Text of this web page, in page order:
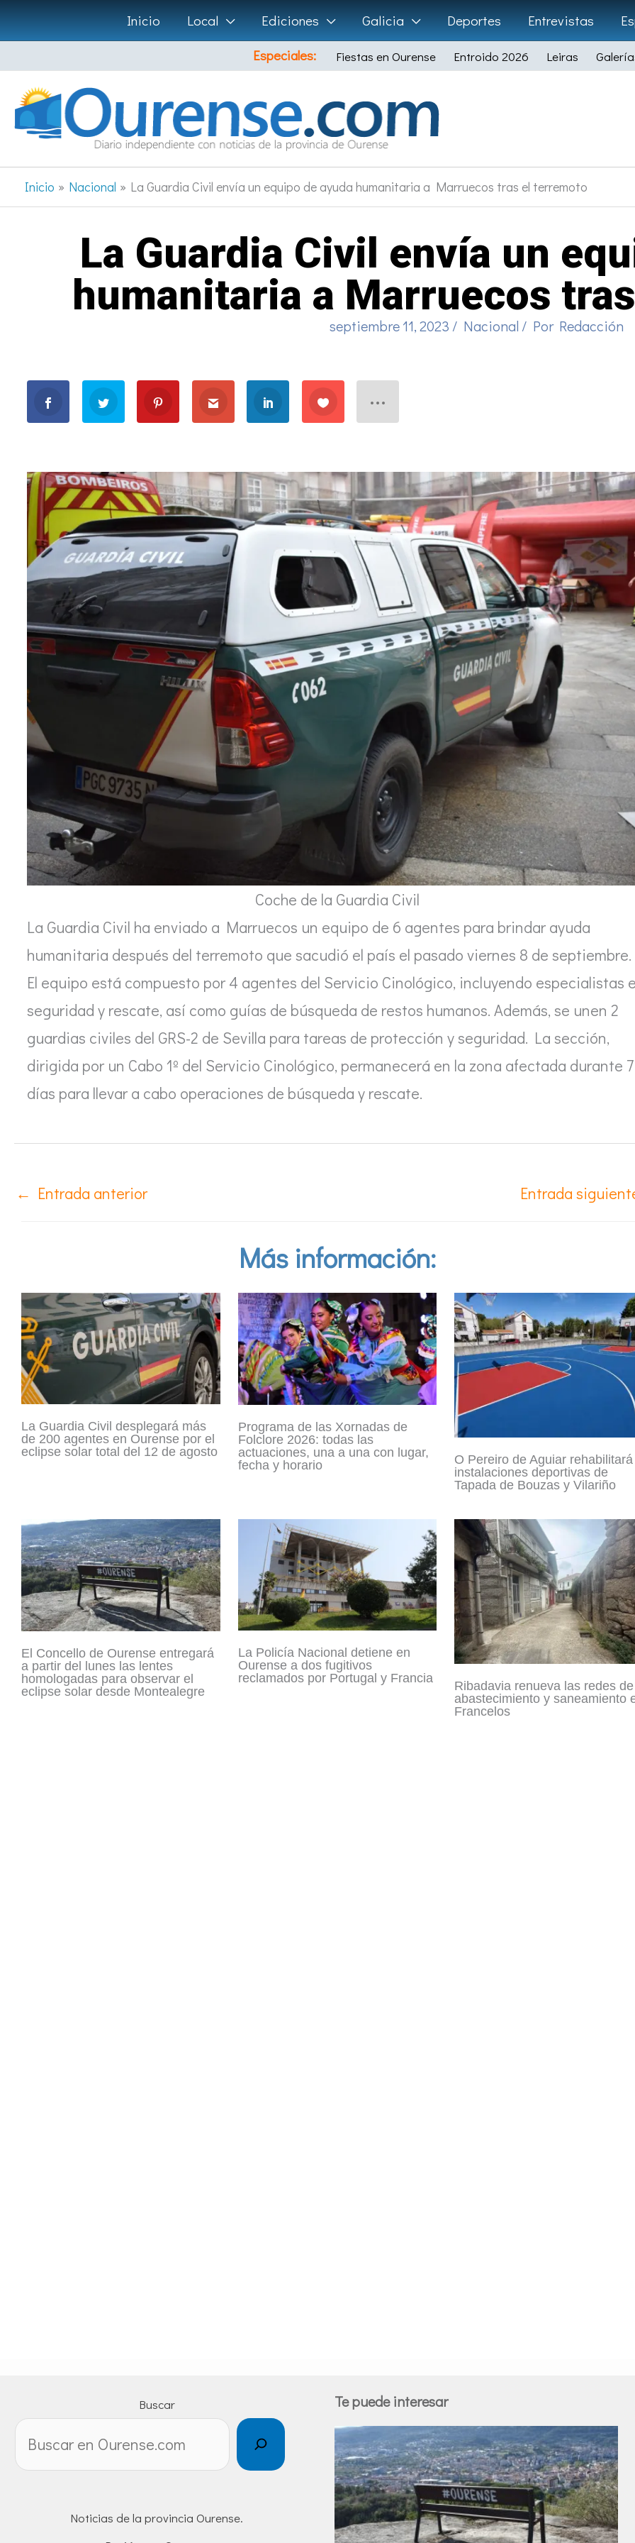
Ir
al
contenido
Inicio Local Ediciones Galicia Deportes Entrevistas
Especiales:
Fiestas en Ourense Entroido 2026 Leiras
Inicio Nacional La Guardia Civil envía un equipo de ayuda humanitaria a Marruecos tras el terremoto
La Guardia Civil envía un
humanitaria a Marruecos
septiembre 11, 2023 / Nacional / Por Redacción
Coche de la Guardia Civil
La Guardia Civil ha enviado a Marruecos un equipo de 6 agentes para brindar ayuda
humanitaria después del terremoto que sacudió el país el pasado viernes 8 de septiembre.
El equipo está compuesto por 4 agentes del Servicio Cinológico, incluyendo especialistas
seguridad y rescate, así como guías de búsqueda de restos humanos. Además, se unen 2
guardias civiles del GRS-2 de Sevilla para tareas de protección y seguridad. La sección,
dirigida por un Cabo 1º del Servicio Cinológico, permanecerá en la zona afectada durante 7
días para llevar a cabo operaciones de búsqueda y rescate.
← Entrada anterior Entrada
Más información:
La Guardia Civil desplegará más
de 200 agentes en Ourense por el
eclipse solar total del 12 de agosto
Programa de las Xornadas de
Folclore 2026: todas las
actuaciones, una a una con lugar,
fecha y horario
O Pereiro de Aguiar
instalaciones deportivas de
Tapada de Bouzas y Vilariño
El Concello de Ourense entregará
a partir del lunes las lentes
homologadas para observar el
eclipse solar desde Montealegre
La Policía Nacional detiene en
Ourense a dos fugitivos
reclamados por Portugal y Francia
Ribadavia renueva las redes de
abastecimiento y saneamiento
Francelos
Buscar
Noticias de la provincia Ourense.
Te puede interesar